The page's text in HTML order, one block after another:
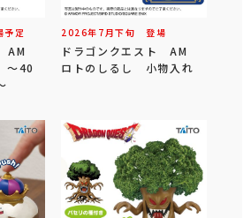
定
AM
～40
2026年 7 月下旬 登場
ドラゴンクエスト AM
ロトのしるし 小物入れ